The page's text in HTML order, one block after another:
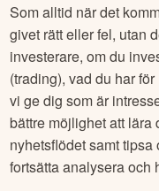
Som alltid när det
givet rätt eller fel, utan
investerare, om du
(trading), vad du har
vi ge dig som är
bättre möjlighet att lära
nyhetsflödet samt
fortsätta analysera